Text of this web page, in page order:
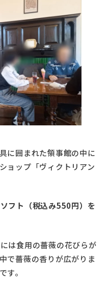
に囲まれた領事館の中に
ョップ「ヴィクトリアン
フト（税込み550円）を
は食用の薔薇の花びらが
で薔薇の香りが広がりま
す。